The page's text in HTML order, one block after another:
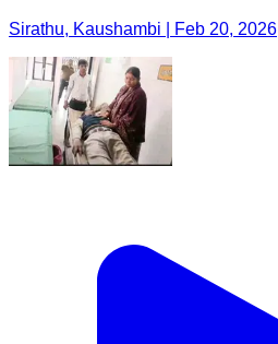
Sirathu, Kaushambi | Feb 20, 2026